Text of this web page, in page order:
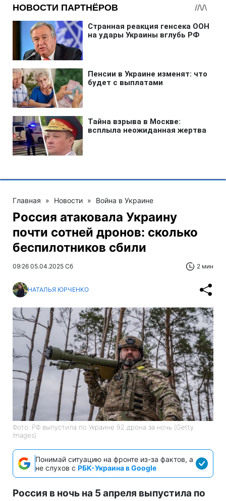
Главная » Новости » Война в Украине
Россия атаковала Украину
почти сотней дронов: сколько
беспилотников сбили
09:26 05.04.2025 Сб 2 мин
НАТАЛЬЯ ЮРЧЕНКО
Фото: РФ выпустила по Украине 92 дрона за ночь (Getty
Images)
Понимай ситуацию на фронте из-за фактов, а
не слухов с РБК-Украина в Google
Россия в ночь на 5 апреля выпустила по